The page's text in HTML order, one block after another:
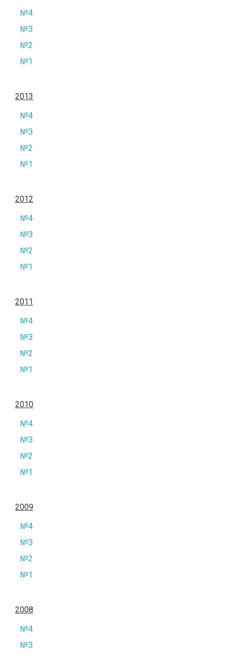
№4
№3
№2
№1
2013
№4
№3
№2
№1
2012
№4
№3
№2
№1
2011
№4
№3
№2
№1
2010
№4
№3
№2
№1
2009
№4
№3
№2
№1
2008
№4
№3